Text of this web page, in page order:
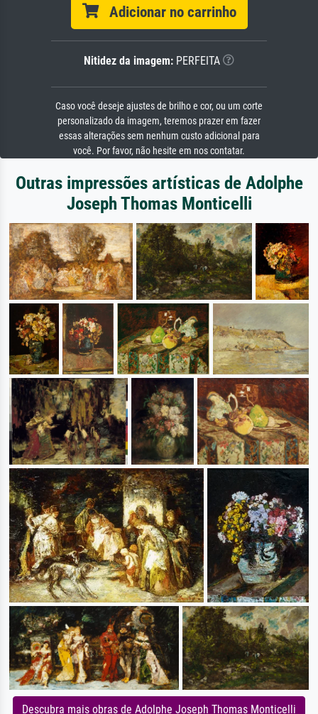
Adicionar no carrinho
Nitidez da imagem: PERFEITA
Caso você deseje ajustes de brilho e cor, ou um corte
personalizado da imagem, teremos prazer em fazer
essas alterações sem nenhum custo adicional para
você. Por favor, não hesite em nos contatar.
Outras impressões artísticas de Adolphe
Joseph Thomas Monticelli
Descubra mais obras de Adolphe Joseph Thomas Monticelli